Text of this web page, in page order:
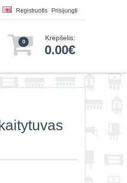
Registruotis Prisijungti
0 Krepšelis:
0.00€